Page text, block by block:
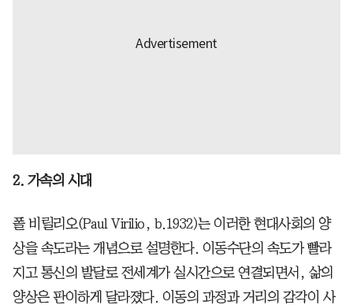
2. 가속의 시대
폴 비릴리오(Paul Virilio, b.1932)는 이러한 현대사회의 양
상을 속도라는 개념으로 설명한다. 이동수단의 속도가 빨라
지고 통신의 발달로 전세계가 실시간으로 연결되면서, 삶의
양상은 판이하게 달라졌다. 이동의 과정과 거리의 감각이 사